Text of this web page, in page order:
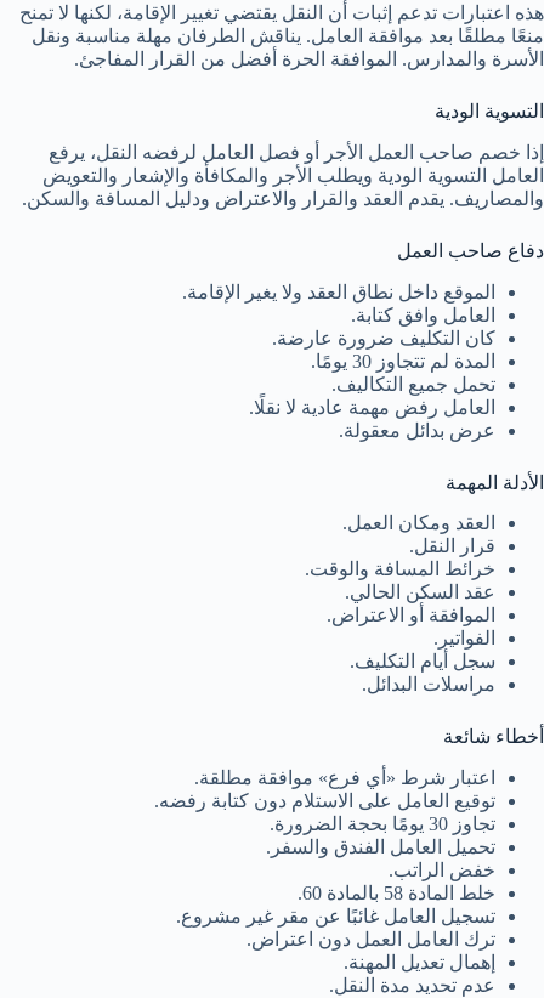
هذه اعتبارات تدعم إثبات أن النقل يقتضي تغيير الإقامة، لكنها لا تمنح
منعًا مطلقًا بعد موافقة العامل. يناقش الطرفان مهلة مناسبة ونقل
الأسرة والمدارس. الموافقة الحرة أفضل من القرار المفاجئ.
التسوية الودية
إذا خصم صاحب العمل الأجر أو فصل العامل لرفضه النقل، يرفع
العامل التسوية الودية ويطلب الأجر والمكافأة والإشعار والتعويض
والمصاريف. يقدم العقد والقرار والاعتراض ودليل المسافة والسكن.
دفاع صاحب العمل
الموقع داخل نطاق العقد ولا يغير الإقامة.
العامل وافق كتابة.
كان التكليف ضرورة عارضة.
المدة لم تتجاوز 30 يومًا.
تحمل جميع التكاليف.
العامل رفض مهمة عادية لا نقلًا.
عرض بدائل معقولة.
الأدلة المهمة
العقد ومكان العمل.
قرار النقل.
خرائط المسافة والوقت.
عقد السكن الحالي.
الموافقة أو الاعتراض.
الفواتير.
سجل أيام التكليف.
مراسلات البدائل.
أخطاء شائعة
اعتبار شرط «أي فرع» موافقة مطلقة.
توقيع العامل على الاستلام دون كتابة رفضه.
تجاوز 30 يومًا بحجة الضرورة.
تحميل العامل الفندق والسفر.
خفض الراتب.
خلط المادة 58 بالمادة 60.
تسجيل العامل غائبًا عن مقر غير مشروع.
ترك العامل العمل دون اعتراض.
إهمال تعديل المهنة.
عدم تحديد مدة النقل.